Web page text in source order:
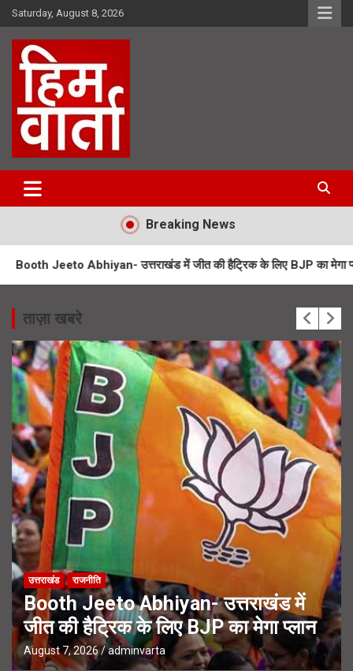
Skip
to
content
Saturday, August 8, 2026
Him Varta
Breaking News
उत्तराखंड में जीत की हैट्रिक के लिए BJP का मेगा प्लान UPNL
ताज़ा खबरे
उत्तराखंड राजनीति
Booth Jeeto Abhiyan- उत्तराखंड में
जीत की हैट्रिक के लिए BJP का मेगा प्लान
August 7, 2026 adminvarta